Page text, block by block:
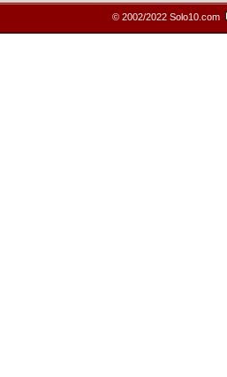
© 2002/2022 Solo10.com